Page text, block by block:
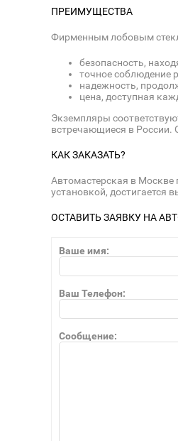
ПРЕИМУЩЕСТВА
Фирменным лобовым
безопасность,
точное соблюдение
надежность,
цена, доступная
Экземпляры
встречающиеся в России.
КАК ЗАКАЗАТЬ?
Автомастерская в Москве
установкой, достигается
ОСТАВИТЬ ЗАЯВКУ НА
Ваше имя:
Ваш Телефон:
Сообщение: